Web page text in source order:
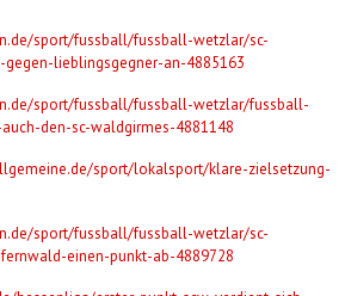
sport/fussball/fussball-wetzlar/sc-
lieblingsgegner-an-4885163
sport/fussball/fussball-wetzlar/fussball-
den-sc-waldgirmes-4881148
sport/lokalsport/klare-zielsetzung-
sport/fussball/fussball-wetzlar/sc-
einen-punkt-ab-4889728